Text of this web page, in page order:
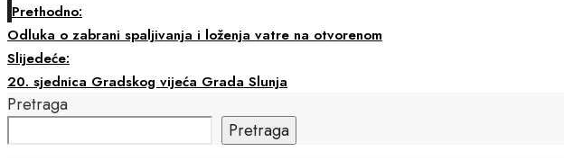
Prethodno:
Odluka o zabrani spaljivanja i loženja vatre na otvorenom
Slijedeće:
20. sjednica Gradskog vijeća Grada Slunja
Pretraga
Pretraga